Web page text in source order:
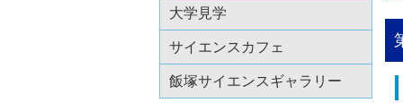
大学見学
サイエンスカフェ
飯塚サイエンスギャラリー